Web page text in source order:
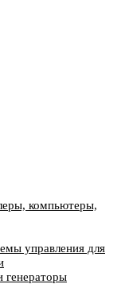
компьютеры,
управления для
генераторы